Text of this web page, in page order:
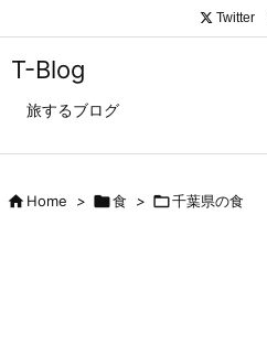
T-Blog
旅するブログ
Twitter
Home > 食 > 千葉県の食